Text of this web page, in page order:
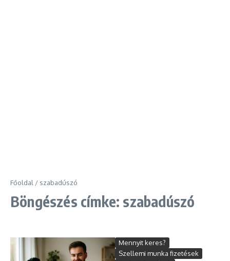
Főoldal / szabadúszó
Böngészés címke: szabadúszó
Mennyit keres?
Szellemi munka fizetések